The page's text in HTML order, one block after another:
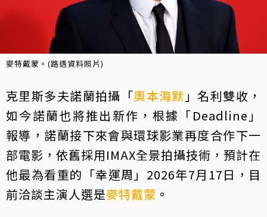
麥特戴蒙。(路透資料照片)
克里斯多夫諾蘭拍攝「奧本海默 」名利雙收，
如今諾蘭也將推出新作，根據「Deadline」
報導，諾蘭接下來會與環球影業再度合作下一
部電影，依舊採用IMAX全景拍攝技術，預計在
他最為看重的「幸運周」2026年7月17日，目
前洽談主演人選是麥特戴蒙 。